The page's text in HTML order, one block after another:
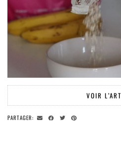
VOIR
PARTAGER: